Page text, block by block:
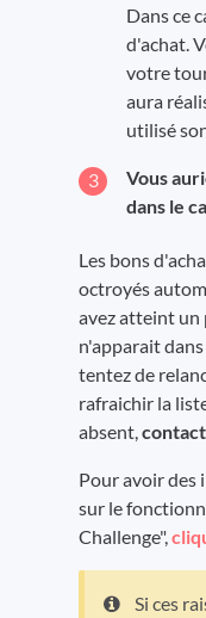
Dans ce
d'achat.
votre
aura
utilisé
Vous
dans le
Les bons
octroyés
avez atteint un
n'apparait
tentez de
rafraichir la
absent,
Pour avoir des
sur le
Challenge",
Si ces